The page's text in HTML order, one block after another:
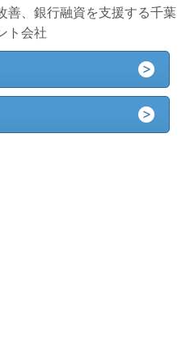
善、銀行融資を支援する千葉
ト会社